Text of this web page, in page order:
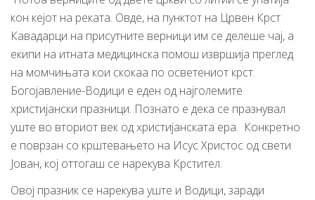
кон кејот на реката. Овде, на пунктот на Црвен Крст
Кавадарци на присутните верници им се делеше чај, а
екипи на итната медицинска помош извршија преглед
на момчињата кои скокаа по осветениот крст.
Богојавление-Водици е еден од најголемите
христијански празници. Познато е дека се празнувал
уште во вториот век од христијанската ера. Конкретно
е поврзан со крштевањето на Исус Христос од свети
Јован, кој оттогаш се нарекува Крстител.
Овој празник се нарекува уште и Водици, заради